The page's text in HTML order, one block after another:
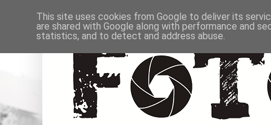
This site uses cookies from Google to deliver its
are shared with Google along with performance and
statistics, and to detect and address abuse.